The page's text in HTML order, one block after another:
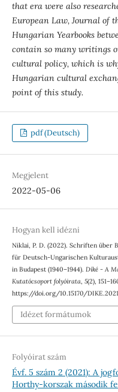
that era were also
European Law, Journal of
Hungarian Yearbooks
contain so many writings
cultural policy, which is
Hungarian cultural
point of this study.
pdf (Deutsch)
Megjelent
2022-05-06
Hogyan kell idézni
Niklai, P. D. (2022). Schriften
für Deutsch-Ungarischen
in Budapest (1940–1944). Díké - A
Kutatócsoport folyóirata, 5(2),
https://doi.org/10.15170/
Idézet formátumok
Folyóirat szám
Évf. 5 szám 2 (2021): A
Horthy-korszak második